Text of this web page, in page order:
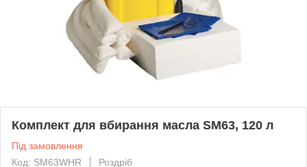
Комплект для вбирання масла SM63, 120 л
Під замовлення
Код: SM63WHR
Роздріб